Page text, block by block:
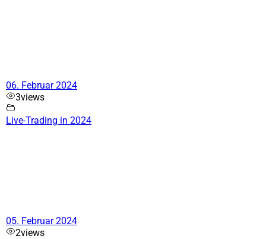
06. Februar 2024
3views
Live-Trading in 2024
05. Februar 2024
2views